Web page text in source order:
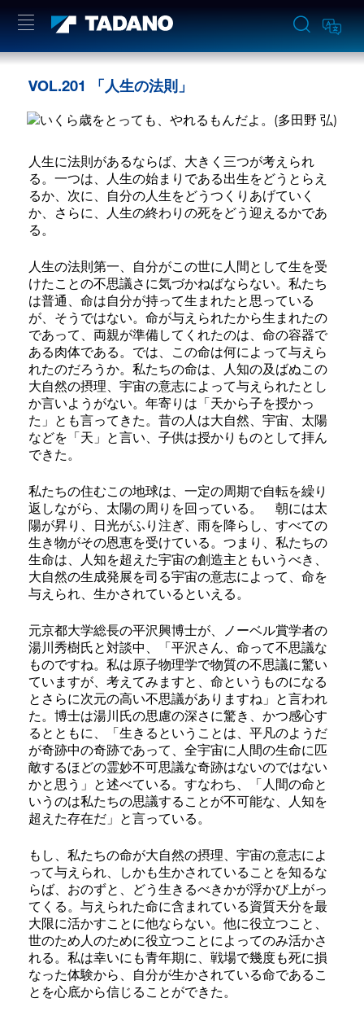
VOL.201 「人生の法則」
人生に法則があるならば、大きく三つが考えられ
る。一つは、人生の始まりである出生をどうとらえ
るか、次に、自分の人生をどうつくりあげていく
か、さらに、人生の終わりの死をどう迎えるかであ
る。
人生の法則第一、自分がこの世に人間として生を受
けたことの不思議さに気づかねばならない。私たち
は普通、命は自分が持って生まれたと思っている
が、そうではない。命が与えられたから生まれたの
であって、両親が準備してくれたのは、命の容器で
ある肉体である。では、この命は何によって与えら
れたのだろうか。私たちの命は、人知の及ばぬこの
大自然の摂理、宇宙の意志によって与えられたとし
か言いようがない。年寄りは「天から子を授かっ
た」とも言ってきた。昔の人は大自然、宇宙、太陽
などを「天」と言い、子供は授かりものとして拝ん
できた。
私たちの住むこの地球は、一定の周期で自転を繰り
返しながら、太陽の周りを回っている。 朝には太
陽が昇り、日光がふり注ぎ、雨を降らし、すべての
生き物がその恩恵を受けている。つまり、私たちの
生命は、人知を超えた宇宙の創造主ともいうべき、
大自然の生成発展を司る宇宙の意志によって、命を
与えられ、生かされているといえる。
元京都大学総長の平沢興博士が、ノーベル賞学者の
湯川秀樹氏と対談中、「平沢さん、命って不思議な
ものですね。私は原子物理学で物質の不思議に驚い
ていますが、考えてみますと、命というものになる
とさらに次元の高い不思議がありますね」と言われ
た。博士は湯川氏の思慮の深さに驚き、かつ感心す
るとともに、「生きるということは、平凡のようだ
が奇跡中の奇跡であって、全宇宙に人間の生命に匹
敵するほどの霊妙不可思議な奇跡はないのではない
かと思う」と述べている。すなわち、「人間の命と
いうのは私たちの思議することが不可能な、人知を
超えた存在だ」と言っている。
もし、私たちの命が大自然の摂理、宇宙の意志によ
って与えられ、しかも生かされていることを知るな
らば、おのずと、どう生きるべきかが浮かび上がっ
てくる。与えられた命に含まれている資質天分を最
大限に活かすことに他ならない。他に役立つこと、
世のため人のために役立つことによってのみ活かさ
れる。私は幸いにも青年期に、戦場で幾度も死に損
なった体験から、自分が生かされている命であるこ
とを心底から信じることができた。